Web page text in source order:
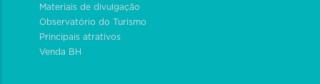
Materiais de divulgação
Observatório do Turismo
Principais atrativos
Venda BH